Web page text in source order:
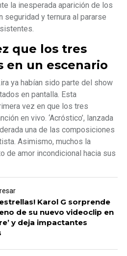
la inesperada aparición de los
seguridad y ternura al pararse
que los tres
en un escenario
ya habían sido parte del show
en pantalla. Esta
vez en que los tres
en vivo. ‘Acróstico’, lanzada
una de las composiciones
Asimismo, muchos la
de amor incondicional hacia sus
Karol G sorprende
de su nuevo videoclip en
y deja impactantes